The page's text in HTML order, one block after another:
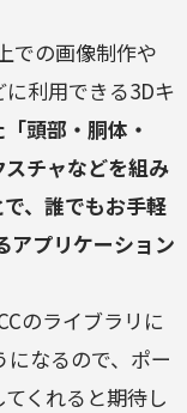
での画像制作や
利用できる3Dキ
頭部・胴体・
チャなどを組み
、誰でもお手軽
アプリケーション
のライブラリに
なるので、ポー
くれると期待し